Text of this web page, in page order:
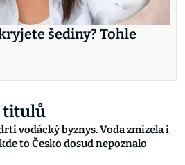
šediny? Tohle
titulů
vodácký byznys. Voda zmizela i
to Česko dosud nepoznalo